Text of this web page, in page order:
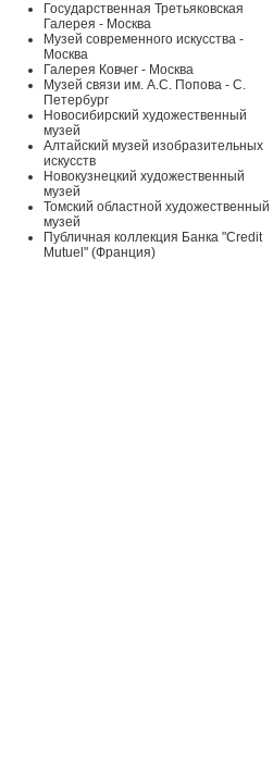
Государственная Третьяковская
Галерея - Москва
Музей современного искусства -
Москва
Галерея Ковчег - Москва
Музей связи им. А.С. Попова - С.
Петербург
Новосибирский художественный
музей
Алтайский музей изобразительных
искусств
Новокузнецкий художественный
музей
Томский областной художественный
музей
Публичная коллекция Банка "Credit
Mutuel" (Франция)